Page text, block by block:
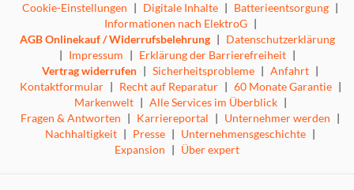
Cookie-Einstellungen | Digitale Inhalte | Batterieentsorgung |
Informationen nach ElektroG |
AGB Onlinekauf / Widerrufsbelehrung | Datenschutzerklärung
| Impressum | Erklärung der Barrierefreiheit |
Vertrag widerrufen | Sicherheitsprobleme | Anfahrt |
Kontaktformular | Recht auf Reparatur | 60 Monate Garantie |
Markenwelt | Alle Services im Überblick |
Fragen & Antworten | Karriereportal | Unternehmer werden |
Nachhaltigkeit | Presse | Unternehmensgeschichte |
Expansion | Über expert